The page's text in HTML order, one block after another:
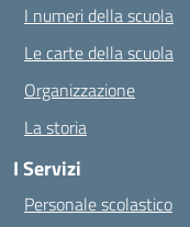
I numeri della scuola
Le carte della scuola
Organizzazione
La storia
I Servizi
Personale scolastico